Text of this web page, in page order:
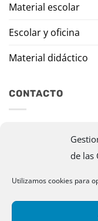
de las
Utilizamos cookies para
Material escolar
Escolar y oficina
Material didáctico
CONTACTO
948 234 436 – 623